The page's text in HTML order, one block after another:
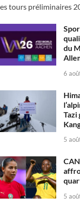
tours préliminaires
du
6
Tazi
5
5